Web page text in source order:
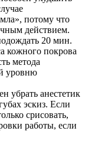
потому что
действием.
20 мин.
кожного покрова
метода
уровню
убрать анестетик
эскиз. Если
срисовать,
работы, если